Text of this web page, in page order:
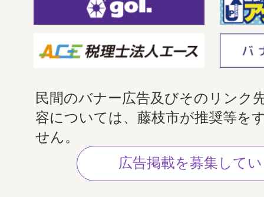
民間のバナー広告及びそのリンク
容については、藤枝市が推奨等を
せん。
広告掲載を募集して